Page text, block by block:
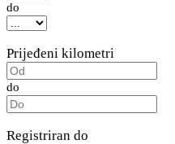
do
Prijeđeni kilometri
do
Registriran do